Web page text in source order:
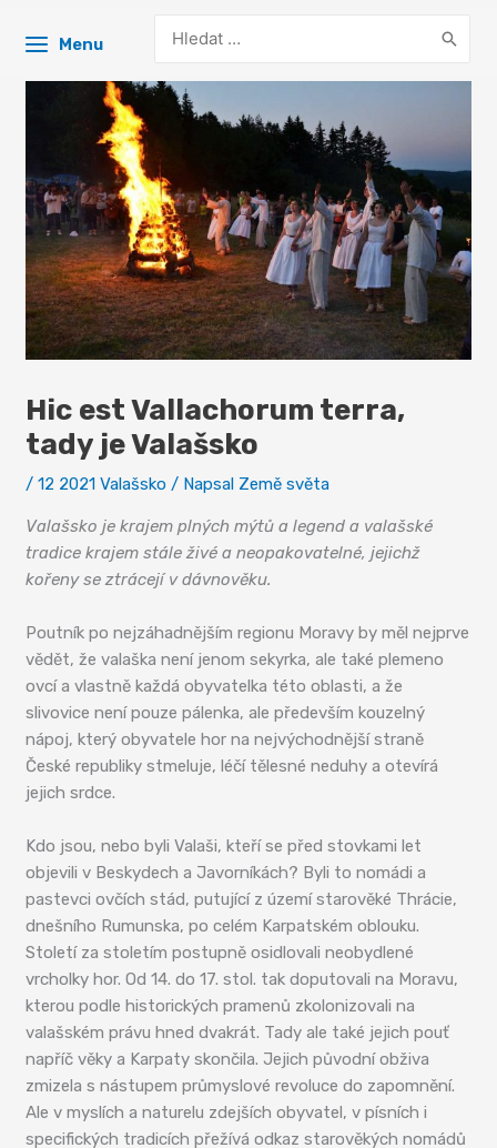
Menu
for:
Hic est Vallachorum terra,
tady je Valašsko
/12 2021 Valašsko / Napsal Země světa
Valašsko je krajem plných mýtů a legend a valašské
tradice krajem stále živé a neopakovatelné, jejichž
kořeny se ztrácejí v dávnověku.
Poutník po nejzáhadnějším regionu Moravy by měl nejprve
vědět, že valaška není jenom sekyrka, ale také plemeno
ovcí a vlastně každá obyvatelka této oblasti, a že
slivovice není pouze pálenka, ale především kouzelný
nápoj, který obyvatele hor na nejvýchodnější straně
České republiky stmeluje, léčí tělesné neduhy a otevírá
jejich srdce.
Kdo jsou, nebo byli Valaši, kteří se před stovkami let
objevili v Beskydech a Javorníkách? Byli to nomádi a
pastevci ovčích stád, putující z území starověké Thrácie,
dnešního Rumunska, po celém Karpatském oblouku.
Století za stoletím postupně osidlovali neobydlené
vrcholky hor. Od 14. do 17. stol. tak doputovali na Moravu,
kterou podle historických pramenů zkolonizovali na
valašském právu hned dvakrát. Tady ale také jejich pouť
napříč věky a Karpaty skončila. Jejich původní obživa
zmizela s nástupem průmyslové revoluce do zapomnění.
Ale v myslích a naturelu zdejších obyvatel, v písních i
specifických tradicích přežívá odkaz starověkých nomádů